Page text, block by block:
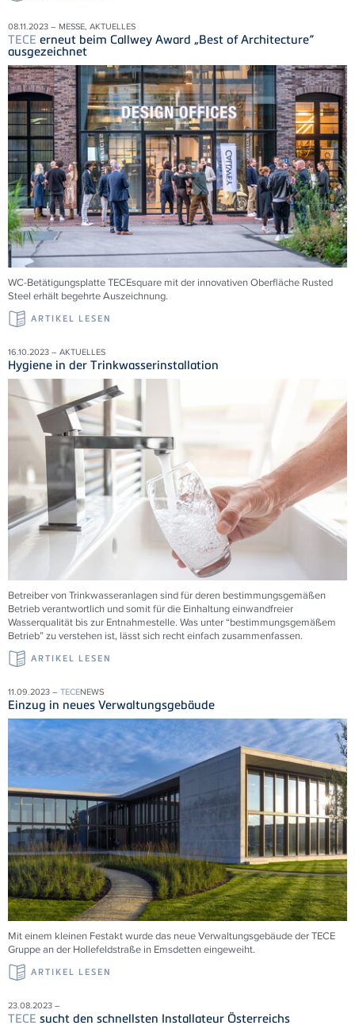
08.11.2023 – MESSE, AKTUELLES
TECE erneut beim Callwey Award „Best of Architecture“
ausgezeichnet
WC-Betätigungsplatte TECEsquare mit der innovativen Oberfläche Rusted
Steel erhält begehrte Auszeichnung.
ARTIKEL LESEN
16.10.2023 – AKTUELLES
Hygiene in der Trinkwasserinstallation
Betreiber von Trinkwasseranlagen sind für deren bestimmungsgemäßen
Betrieb verantwortlich und somit für die Einhaltung einwandfreier
Wasserqualität bis zur Entnahmestelle. Was unter “bestimmungsgemäßem
Betrieb” zu verstehen ist, lässt sich recht einfach zusammenfassen.
ARTIKEL LESEN
11.09.2023 – TECENEWS
Einzug in neues Verwaltungsgebäude
Mit einem kleinen Festakt wurde das neue Verwaltungsgebäude der TECE
Gruppe an der Hollefeldstraße in Emsdetten eingeweiht.
ARTIKEL LESEN
23.08.2023 –
TECE sucht den schnellsten Installateur Österreichs